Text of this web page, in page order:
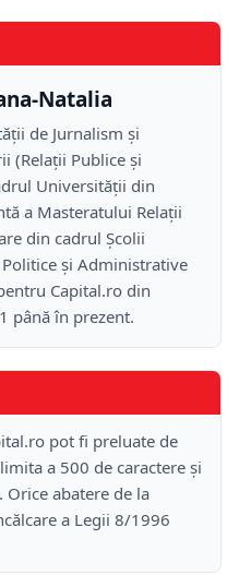
Natalia
de Jurnalism și
(Relații Publice și
Universității din
a Masteratului Relații
din cadrul Școlii
și Administrative
Capital.ro din
până în prezent.
pot fi preluate de
a 500 de caractere și
Orice abatere de la
a Legii 8/1996